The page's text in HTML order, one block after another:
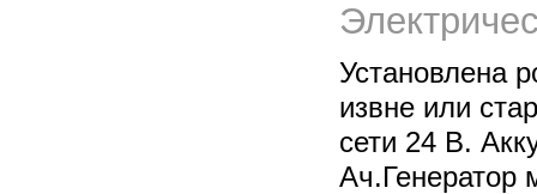
Установлена
извне или
сети 24 В.